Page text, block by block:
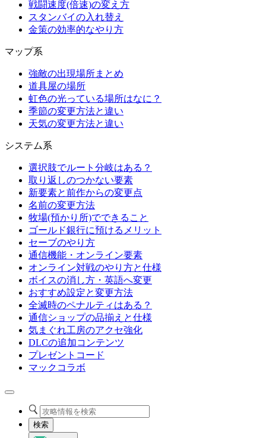
戦闘速度(倍速)の変え方
スタンバイの入れ替え
金策の効率的なやり方
マップ系
強敵の出現場所まとめ
道具屋の場所
虹色の光っている場所はなに？
季節の変更方法と違い
天気の変更方法と違い
システム系
選択肢でルート分岐はある？
取り返しのつかない要素
新要素と前作からの変更点
名前の変更方法
牧場(預かり所)でできること
ゴールド銀行に預けるメリット
セーブのやり方
通信機能・オンライン要素
オンライン対戦のやり方と仕様
ボイスの消し方・英語へ変更
おすすめ設定と変更方法
全滅時のペナルティはある？
通信ショップの品揃えと仕様
気まぐれ工房のアクセ強化
DLCの追加コンテンツ
プレゼントコード
マックコラボ
検索